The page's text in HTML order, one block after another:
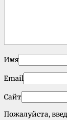
Имя
Email
Сайт
Пожалуйста,